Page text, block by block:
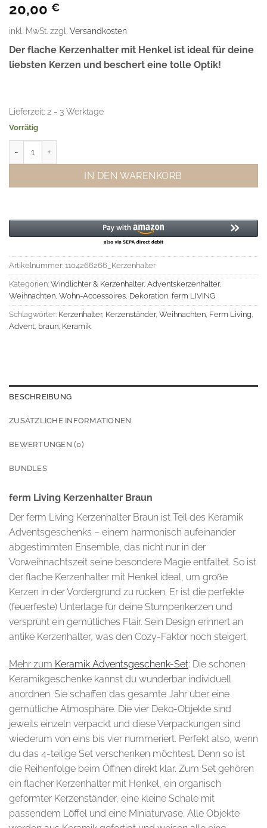
20,00 €
inkl. MwSt. zzgl. Versandkosten
Der flache Kerzenhalter mit Henkel ist ideal für deine
liebsten Kerzen und beschert eine tolle Optik!
Lieferzeit: 2 - 3 Werktage
Vorrätig
IN DEN WARENKORB
Artikelnummer: 1104266266_Kerzenhalter
Kategorien: Windlichter & Kerzenhalter, Adventskerzenhalter,
Weihnachten, Wohn-Accessoires, Dekoration, ferm LIVING
Schlagwörter: Kerzenhalter, Kerzenständer, Weihnachten, Ferm Living,
Advent, braun, Keramik
BESCHREIBUNG
ZUSÄTZLICHE INFORMATIONEN
BEWERTUNGEN (0)
BUNDLES
ferm Living Kerzenhalter Braun
Der ferm Living Kerzenhalter Braun ist Teil des Keramik
Adventsgeschenks – einem harmonisch aufeinander
abgestimmten Ensemble, das nicht nur in der
Vorweihnachtszeit seine besondere Magie entfaltet. So ist
der flache Kerzenhalter mit Henkel ideal, um große
Kerzen in der Vordergrund zu rücken. Er ist die perfekte
(feuerfeste) Unterlage für deine Stumpenkerzen und
versprüht ein gemütliches Flair. Sein Design erinnert an
antike Kerzenhalter, was den Cozy-Faktor noch steigert.
Mehr zum Keramik Adventsgeschenk-Set: Die schönen
Keramikgeschenke kannst du wunderbar individuell
anordnen. Sie schaffen das gesamte Jahr über eine
gemütliche Atmosphäre. Die vier Deko-Objekte sind
jeweils einzeln verpackt und diese Verpackungen sind
wiederum von eins bis vier nummeriert. Perfekt also, wenn
du das 4-teilige Set verschenken möchtest. Denn so ist
die Reihenfolge beim Öffnen direkt klar. Zum Set gehören
ein flacher Kerzenhalter mit Henkel, ein organisch
geformter Kerzenständer, eine kleine Schale mit
passendem Löffel und eine Miniaturvase. Alle Objekte